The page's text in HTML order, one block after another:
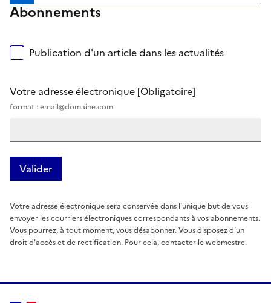
Abonnements
Publication d'un article dans les actualités
Votre adresse électronique [Obligatoire]
format : email@domaine.com
Votre adresse électronique sera conservée dans l'unique but de vous
envoyer les courriers électroniques correspondants à vos abonnements.
Vous pourrez, à tout moment, vous désabonner. Vous disposez d'un
droit d'accès et de rectification. Pour cela, contacter le webmestre.